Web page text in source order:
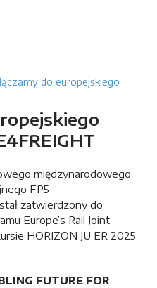
do europejskiego
międzynarodowego
FP5
zatwierdzony do
Europe’s Rail Joint
HORIZON JU ER 2025
FUTURE FOR